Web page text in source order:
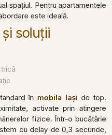
spațiul. Pentru apartamentele
este ideală.
soluții
în mobila Iași de top.
activate prin atingere
fizice. Într-o bucătărie
cu delay de 0,3 secunde,